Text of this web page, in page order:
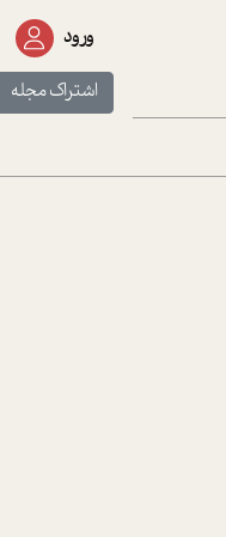
ورود
اشتراک مجله